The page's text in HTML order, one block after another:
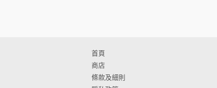
首頁
商店
條款及細則